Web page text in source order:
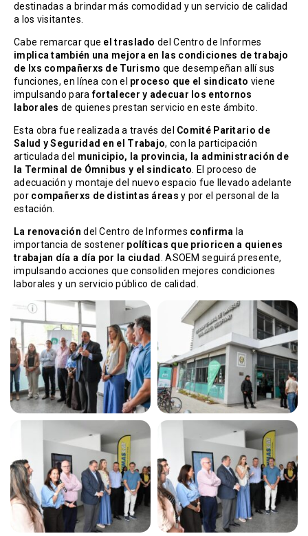
destinadas a brindar más comodidad y un servicio de calidad
a los visitantes.
Cabe remarcar que el traslado del Centro de Informes
implica también una mejora en las condiciones de trabajo
de lxs compañerxs de Turismo que desempeñan allí sus
funciones, en línea con el proceso que el sindicato viene
impulsando parafortalecer y adecuar los entornos
laborales de quienes prestan servicio en este ámbito.
Esta obra fue realizada a través del Comité Paritario de
Salud y Seguridad en el Trabajo, con la participación
articulada del municipio, la provincia, la administración de
la Terminal de Ómnibus y el sindicato. El proceso de
adecuación y montaje del nuevo espacio fue llevado adelante
por compañerxs de distintas áreas y por el personal de la
estación.
La renovación del Centro de Informes confirma la
importancia de sostener políticas que prioricen a quienes
trabajan día a día por la ciudad. ASOEM seguirá presente,
impulsando acciones que consoliden mejores condiciones
laborales y un servicio público de calidad.